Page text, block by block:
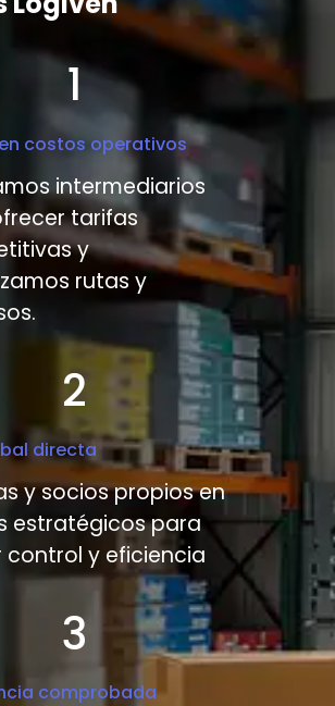
1
costos operativos
intermediarios
tarifas
y
rutas y
2
directa
y socios propios en
estratégicos para
control y eficiencia
3
comprobada